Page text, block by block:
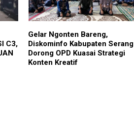
C3,
Gelar Ngonten Bareng,
Diskominfo Kabupaten Serang
Dorong OPD Kuasai Strategi
Konten Kreatif